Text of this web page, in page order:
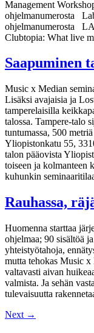
Management
ohjelmanumerosta
ohjelmanumerosta
Clubtopia: What live
Saapuminen
Music x Median
Lisäksi avajaisia ja
tamperelaisilla
talossa. Tampere-talo
tuntumassa, 500
Yliopistonkatu 55,
talon pääovista
toiseen ja kolmanteen
kuhunkin
Rauhassa,
Huomenna starttaa
ohjelmaa; 90 sisältöä
yhteistyötahoja,
mutta tehokas Music
valtavasti aivan
valmista. Ja sehän
tulevaisuutta
Next →